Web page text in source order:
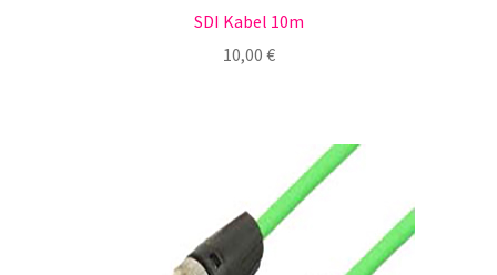
SDI Kabel 10m
10,00 €